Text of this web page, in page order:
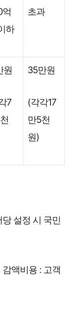
억
하
초과
원
7
35만원
(각각17
만5천
원)
설정 시 국민
액비용 : 고객